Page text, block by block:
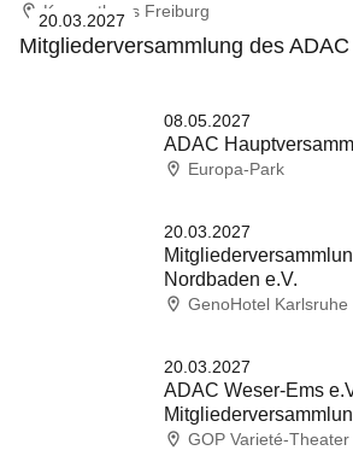
20.03.2027
Konzerthaus Freiburg
Mitgliederversammlung des
08.05.2027
Europa-Park
ADAC
20.03.2027
GenoHotel Karlsruhe
Nordbaden e.V.
20.03.2027
GOP Varieté-
ADAC Weser-Ems